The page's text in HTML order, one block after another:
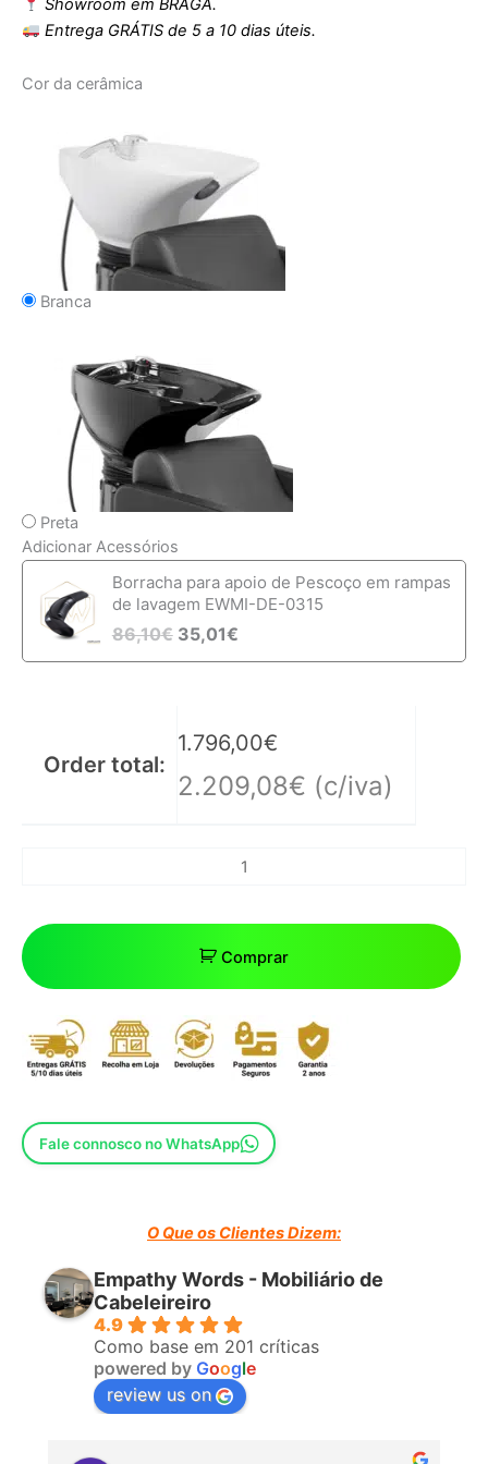
Showroom em BRAGA.
Entrega GRÁTIS de 5 a 10 dias úteis.
Cor da cerâmica
Branca
Preta
Adicionar Acessórios
Borracha para apoio de Pescoço em rampas
de lavagem EWMI-DE-0315
86,10€ 35,01€
Order total:
1.796,00€
2.209,08€ (c/iva)
Comprar
Fale connosco no WhatsApp
O Que os Clientes Dizem:
Empathy Words - Mobiliário de
Cabeleireiro
4.9
Como base em 201 críticas
powered by Google
review us on